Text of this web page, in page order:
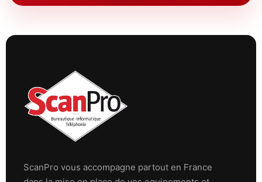
ScanPro vous accompagne partout en France